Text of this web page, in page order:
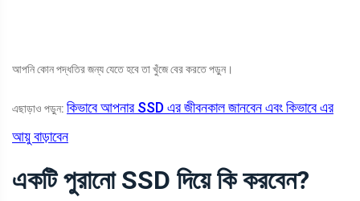
আপনি কোন পদ্ধতির জন্য যেতে হবে তা খুঁজে বের করতে পড়ুন।
এছাড়াও পড়ুন: কিভাবে আপনার SSD এর জীবনকাল জানবেন এবং কিভাবে এর
আয়ু বাড়াবেন
একটি পুরানো SSD দিয়ে কি করবেন?